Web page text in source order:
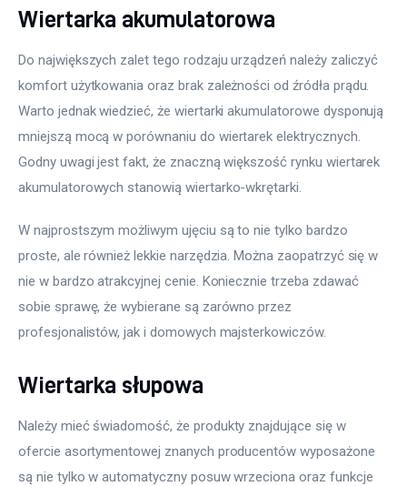
Wiertarka akumulatorowa
Do największych zalet tego rodzaju urządzeń należy zaliczyć
komfort użytkowania oraz brak zależności od źródła prądu.
Warto jednak wiedzieć, że wiertarki akumulatorowe dysponują
mniejszą mocą w porównaniu do wiertarek elektrycznych.
Godny uwagi jest fakt, że znaczną większość rynku wiertarek
akumulatorowych stanowią wiertarko-wkrętarki.
W najprostszym możliwym ujęciu są to nie tylko bardzo
proste, ale również lekkie narzędzia. Można zaopatrzyć się w
nie w bardzo atrakcyjnej cenie. Koniecznie trzeba zdawać
sobie sprawę, że wybierane są zarówno przez
profesjonalistów, jak i domowych majsterkowiczów.
Wiertarka słupowa
Należy mieć świadomość, że produkty znajdujące się w
ofercie asortymentowej znanych producentów wyposażone
są nie tylko w automatyczny posuw wrzeciona oraz funkcje